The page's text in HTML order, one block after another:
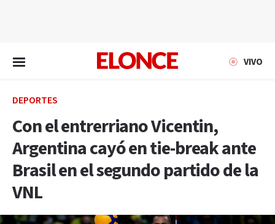
VIVO
DEPORTES
Con el entrerriano Vicentin,
Argentina cayó en tie-break ante
Brasil en el segundo partido de la
VNL